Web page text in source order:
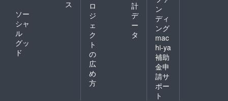
ス
ソー
シャ
ル
グッ
ド
ロ
ジ
ェ
ク
ト
の
広
め
方
計
デ
ー
タ
ン
ディ
ング
mac
hi-ya
補助
金申
請サ
ポー
ト